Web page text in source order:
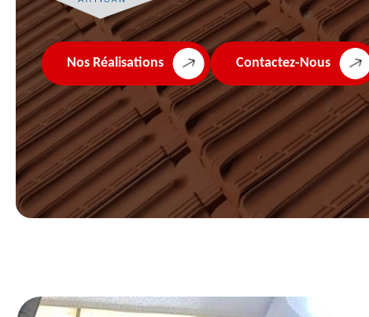
Nos Réalisations Contactez-Nous